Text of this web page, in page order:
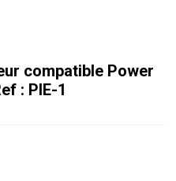
compatible Power
: PIE-1